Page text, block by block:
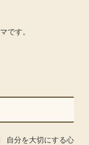
です。
自分を大切にする心